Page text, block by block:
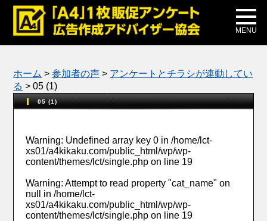
MENU
メディア掲載
公式ブログ
ホーム >参加者の声 > アンケートとチラシが連動してい
る >05 (1)
05 (1)
Warning: Undefined array key 0 in/home/lct-
xs01/a4kikaku.com/public_html/wp/wp-
content/themes/lct/single.php on line 19
Warning: Attempt to read property "cat_name" on
null in/home/lct-
xs01/a4kikaku.com/public_html/wp/wp-
content/themes/lct/single.php on line 19